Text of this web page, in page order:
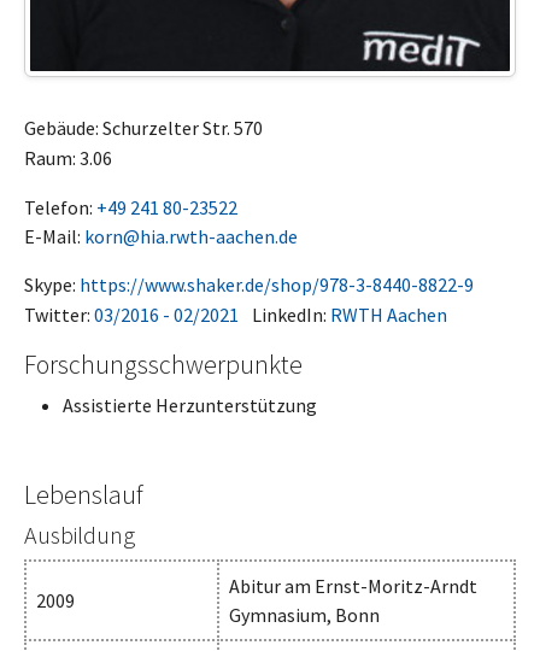
Gebäude: Schurzelter Str. 570
Raum: 3.06
Telefon: +49 241 80-23522
E-Mail: korn@hia.rwth-aachen.de
Skype: https://www.shaker.de/shop/978-3-8440-8822-9
Twitter: 03/2016 - 02/2021 LinkedIn: RWTH Aachen
Forschungsschwerpunkte
Assistierte Herzunterstützung
Lebenslauf
Ausbildung
2009
Abitur am Ernst-Moritz-Arndt
Gymnasium, Bonn